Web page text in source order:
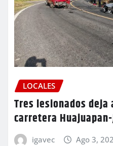
LOCALES
Tres lesionados deja
carretera
igavec Ago 3,